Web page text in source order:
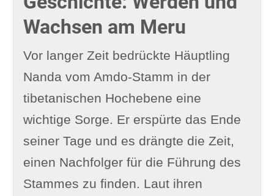
Wachsen am Meru
Vor langer Zeit bedrückte Häuptling
Nanda vom Amdo-Stamm in der
tibetanischen Hochebene eine
wichtige Sorge. Er erspürte das Ende
seiner Tage und es drängte die Zeit,
einen Nachfolger für die Führung des
Stammes zu finden. Laut ihren